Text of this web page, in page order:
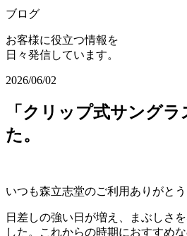
ブログ
お客様に役立つ情報を
日々発信しています。
2026/06/02
「クリップ式サング
た。
いつも森立志堂のご利用ありがとう
日差しの強い日が増え、まぶしさ
した。これからの時期におすすめ